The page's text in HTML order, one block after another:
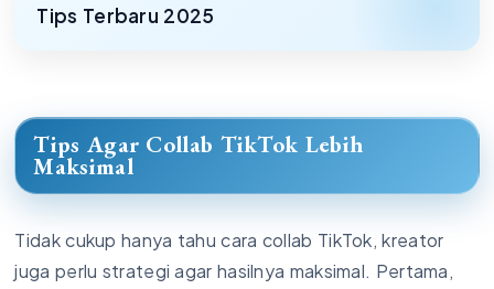
Tips Terbaru 2025
Tips Agar Collab TikTok Lebih
Maksimal
Tidak cukup hanya tahu cara collab TikTok, kreator
juga perlu strategi agar hasilnya maksimal. Pertama,